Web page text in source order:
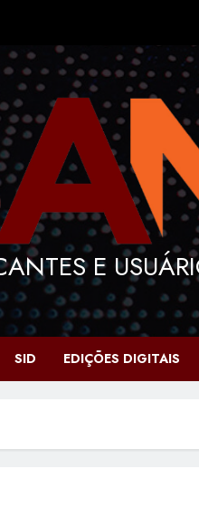
E
SID EDIÇÕES DIGITAIS